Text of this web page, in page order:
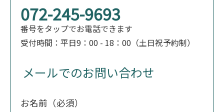
072-245-9693
番号をタップでお電話できます
受付時間：平日9：00 - 18：00（土日祝予約制）
メールでのお問い合わせ
お名前（必須）